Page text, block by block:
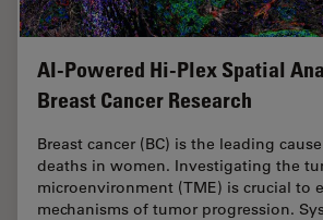
AI-Powered Hi-Plex Spatial
Breast Cancer Research
Breast cancer (BC) is the leading
deaths in women. Investigating the
microenvironment (TME) is crucial to
mechanisms of tumor progression.